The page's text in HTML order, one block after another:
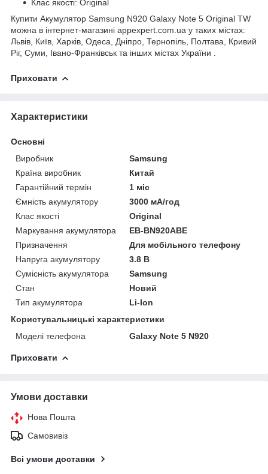
Клас якості: Original
Купити Акумулятор Samsung N920 Galaxy Note 5 Original TW
можна в інтернет-магазині appexpert.com.ua у таких містах:
Львів, Київ, Харків, Одеса, Дніпро, Тернопіль, Полтава, Кривий
Ріг, Суми, Івано-Франківськ та інших містах України .
Приховати
Характеристики
Основні
Виробник
Samsung
Країна виробник
Китай
Гарантійний термін
1 міс
Ємність акумулятору
3000 мА/год
Клас якості
Original
Маркування акумулятора
EB-BN920ABE
Призначення
Для мобільного телефону
Напруга акумулятору
3.8 В
Сумісність акумулятора
Samsung
Стан
Новий
Тип акумулятора
Li-Ion
Користувальницькі характеристики
Моделі телефона
Galaxy Note 5 N920
Приховати
Умови доставки
Нова Пошта
Самовивіз
Всі умови доставки